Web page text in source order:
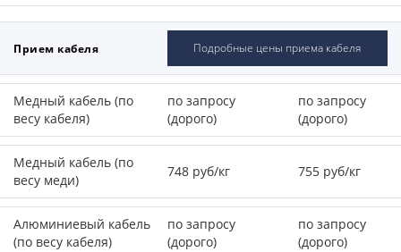
Прием кабеля Подробные цены приема кабеля
Медный кабель (по
весу кабеля)
по запросу
(дорого)
по запросу
(дорого)
Медный кабель (по
весу меди)
748 руб/кг 755 руб/кг
Алюминиевый кабель
(по весу кабеля)
по запросу
(дорого)
по запросу
(дорого)